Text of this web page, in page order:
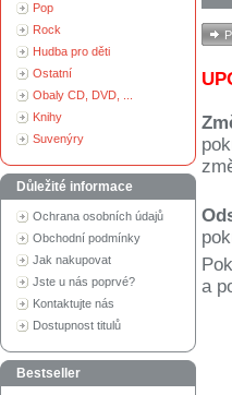
Pop
Rock
Hudba pro děti
Ostatní
Obaly CD, DVD, ...
Knihy
Suvenýry
Důležité informace
Ochrana osobních údajů
Obchodní podmínky
Jak nakupovat
Jste u nás poprvé?
Kontaktujte nás
Dostupnost titulů
Bestseller
a